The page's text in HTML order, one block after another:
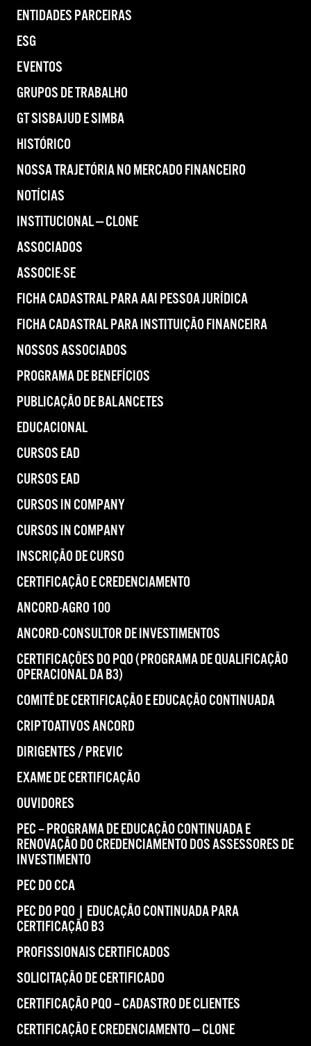
ENTIDADES PARCEIRAS
ESG
EVENTOS
GRUPOS DE TRABALHO
GT SISBAJUD E SIMBA
HISTÓRICO
NOSSA TRAJETÓRIA NO MERCADO FINANCEIRO
NOTÍCIAS
INSTITUCIONAL — CLONE
ASSOCIADOS
ASSOCIE-SE
FICHA CADASTRAL PARA AAI PESSOA JURÍDICA
FICHA CADASTRAL PARA INSTITUIÇÃO FINANCEIRA
NOSSOS ASSOCIADOS
PROGRAMA DE BENEFÍCIOS
PUBLICAÇÃO DE BALANCETES
EDUCACIONAL
CURSOS EAD
CURSOS EAD
CURSOS IN COMPANY
CURSOS IN COMPANY
INSCRIÇÃO DE CURSO
CERTIFICAÇÃO E CREDENCIAMENTO
ANCORD-AGRO 100
ANCORD-CONSULTOR DE INVESTIMENTOS
CERTIFICAÇÕES DO PQO (PROGRAMA DE QUALIFICAÇÃO
OPERACIONAL DA B3)
COMITÊ DE CERTIFICAÇÃO E EDUCAÇÃO CONTINUADA
CRIPTOATIVOS ANCORD
DIRIGENTES / PREVIC
EXAME DE CERTIFICAÇÃO
OUVIDORES
PEC – PROGRAMA DE EDUCAÇÃO CONTINUADA E
RENOVAÇÃO DO CREDENCIAMENTO DOS ASSESSORES DE
INVESTIMENTO
PEC DO CCA
PEC DO PQO | EDUCAÇÃO CONTINUADA PARA
CERTIFICAÇÃO B3
PROFISSIONAIS CERTIFICADOS
SOLICITAÇÃO DE CERTIFICADO
CERTIFICAÇÃO PQO – CADASTRO DE CLIENTES
CERTIFICAÇÃO E CREDENCIAMENTO — CLONE